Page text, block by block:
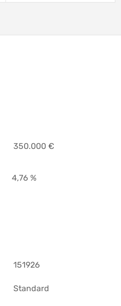
350.000 €
4,76 %
151926
Standard